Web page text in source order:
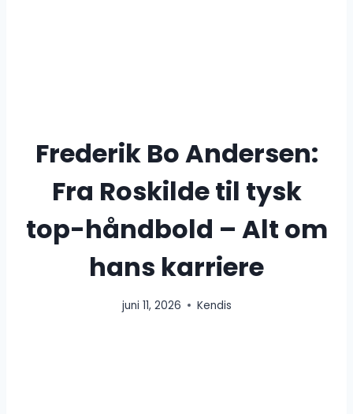
Frederik Bo Andersen:
Fra Roskilde til tysk
top-håndbold – Alt om
hans karriere
juni 11, 2026 Kendis